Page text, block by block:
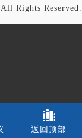
Rights Reserved.
返回顶部